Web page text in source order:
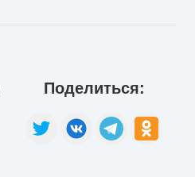
Поделиться: